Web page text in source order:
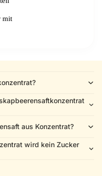
mit
aus Konzentrat?
wird kein Zucker